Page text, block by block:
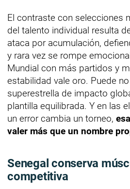
El contraste con selecciones
del talento individual resulta
ataca por acumulación,
y rara vez se rompe
Mundial con más partidos y
estabilidad vale oro. Puede
superestrella de impacto
plantilla equilibrada. Y en las
un error cambia un torneo,
valer más que un nombre
Senegal conserva
competitiva